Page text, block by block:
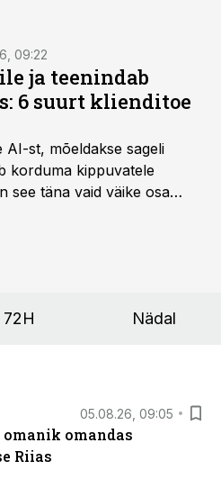
09:22
ja teenindab
6 suurt klienditoe
AI-st, mõeldakse sageli
korduma kippuvatele
see täna vaid väike osa
72H Nädal
05.08.26, 09:05
omandas
Riias